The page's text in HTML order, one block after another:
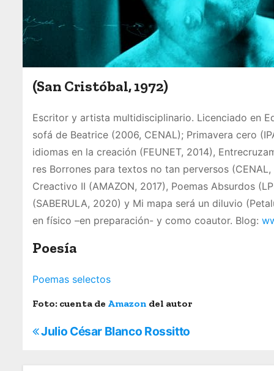
(San Cristóbal, 1972)
Escritor y artista multidisciplinario. Licenciado en
sofá de Beatrice (2006, CENAL); Primavera cero
idiomas en la creación (FEUNET, 2014),
res Borrones para textos no tan perversos
Creactivo II (AMAZON, 2017), Poemas Absurdos
(SABERULA, 2020) y Mi mapa será un diluvio
en físico –en preparación- y como coautor. Blog:
Poesía
Poemas selectos
Foto: cuenta de Amazon del autor
NJulio César Blanco Rossitto